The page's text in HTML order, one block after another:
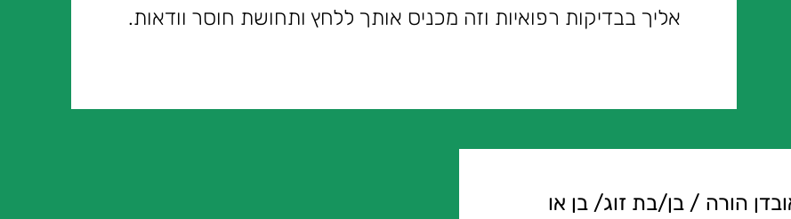
אליך בבדיקות רפואיות וזה מכניס אותך ללחץ ותחושת חוסר וודאות.
הורה / בן/בת זוג/ בן או